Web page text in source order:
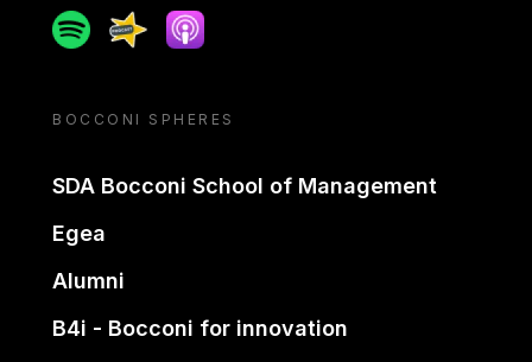
SpotifySpreakerApple podcast
BOCCONI SPHERES
SDA Bocconi School of Management
Egea
Alumni
B4i - Bocconi for innovation